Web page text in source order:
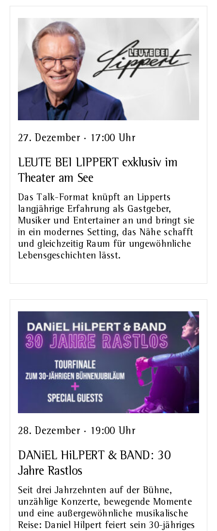
LEUTE BEI LIPPERT exklusiv im
Theater am See
27. Dezember · 17:00 Uhr
Das Talk-Format knüpft an Lipperts
langjährige Erfahrung als Gastgeber,
Musiker und Entertainer an und bringt sie
in ein modernes Setting, das Nähe schafft
und gleichzeitig Raum für ungewöhnliche
Lebensgeschichten lässt.
DANiEL HiLPERT & BAND: 30
Jahre Rastlos
28. Dezember · 19:00 Uhr
Seit drei Jahrzehnten auf der Bühne,
unzählige Konzerte, bewegende Momente
und eine außergewöhnliche musikalische
Reise: Daniel Hilpert feiert sein 30-jähriges